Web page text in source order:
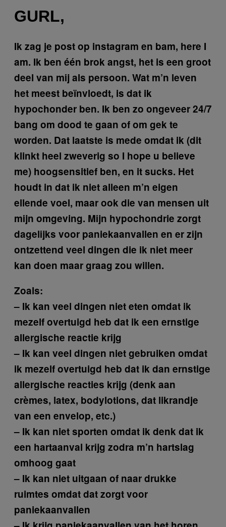
GURL,
Ik zag je post op instagram en bam, here I
am. Ik ben één brok angst, het is een groot
deel van mij als persoon. Wat m’n leven
het meest beïnvloedt, is dat ik
hypochonder ben. Ik ben zo ongeveer 24/7
bang om dood te gaan of om gek te
worden. Dat laatste is mede omdat ik (dit
klinkt heel zweverig so I hope u believe
me) hoogsensitief ben, en it sucks. Het
houdt in dat ik niet alleen m’n eigen
ellende voel, maar ook die van mensen uit
mijn omgeving. Mijn hypochondrie zorgt
dagelijks voor paniekaanvallen en er zijn
ontzettend veel dingen die ik niet meer
kan doen maar graag zou willen.
Zoals:
– Ik kan veel dingen niet eten omdat ik
mezelf overtuigd heb dat ik een ernstige
allergische reactie krijg
– Ik kan veel dingen niet gebruiken omdat
ik mezelf overtuigd heb dat ik dan ernstige
allergische reacties krijg (denk aan
crèmes, latex, bodylotions, dat likrandje
van een envelop, etc.)
– Ik kan niet sporten omdat ik denk dat ik
een hartaanval krijg zodra m’n hartslag
omhoog gaat
– Ik kan niet uitgaan of naar drukke
ruimtes omdat dat zorgt voor
paniekaanvallen